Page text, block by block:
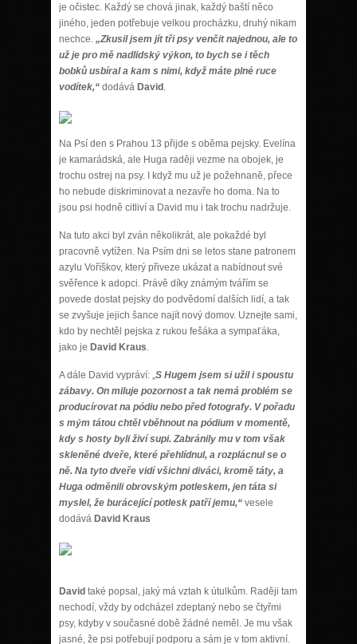
je očistec. Každý se chová jinak, každý baští něco
jiného, jeden potřebuje velkou procházku, druhý nikam
nechce. „Zkusil jsem jít tři psy venčit najednou, ale to
už je pro mě nadlidský výkon, to bych se i těch
bobků usbíral a kam s nimi, když máte plné ruce
vodítek,“ dodává David.
Na Psí den s Prahou 13 přijde s oběma pejsky. Evelína
je kamarádská, ale Huga raději vezme na obojek, je
trochu ostrej na psy. I když mu už je požehnaně, přece
ho nebude diskriminovat a nezavře ho doma. Na to
jsou psi hodně citliví a David mu i tak trochu nadržuje.
Na tuto akci byl zván několikrát, ale pokaždé byl
pracovně vytížen. Na Psím dni se letos stane patronem
azylu Voříškov, který přiveze ukázat a nabídnout své
svěřence k adopci. Právě díky známým tvářím se
povede dostat pejsky do podvědomí dalších lidí, a tak
se zvyšuje jejich šance najít nový domov. Uznejte sami,
kdo by nechtěl pejska z rukou fešáka a sympaťáka,
jako je David Kraus.
A dále David vypráví: „S Hugem jsem si užil i spoustu
zábavy. On miluje pozornost a tak nemá problém se
producírovat na pódiu nebo před fotografy. V pořadu
s mým tátou chtěl vběhnout na pódium v momentě,
kdy s hosty byli živí supi. Zabránily mu v tom však
skleněné dveře, které přehlídnul, a rozplácnul se o
ně. Na tyto dveře vidí všichni diváci, kromě táty, a
Huga odměnili obrovským potleskem, jen táta si
myslel, že burácející potlesk patří jemu,“ vesele
dodává David Kraus
David také popsal, jaký má vztah k útulkům. Raději tam
nechodí, vždy by odcházel zdeptaný nebo se čtyřmi
psy, kdyby v současné době žádné neměl. Je mu však
jasné, že psi potřebují podporu a sám je v tom aktivní.